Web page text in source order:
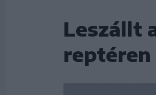
Leszállt
reptéren